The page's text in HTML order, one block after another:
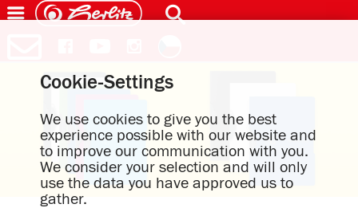
Cookie-Settings
We use cookies to give you the best
experience possible with our website and
to improve our communication with you.
We consider your selection and will only
use the data you have approved us to
gather.